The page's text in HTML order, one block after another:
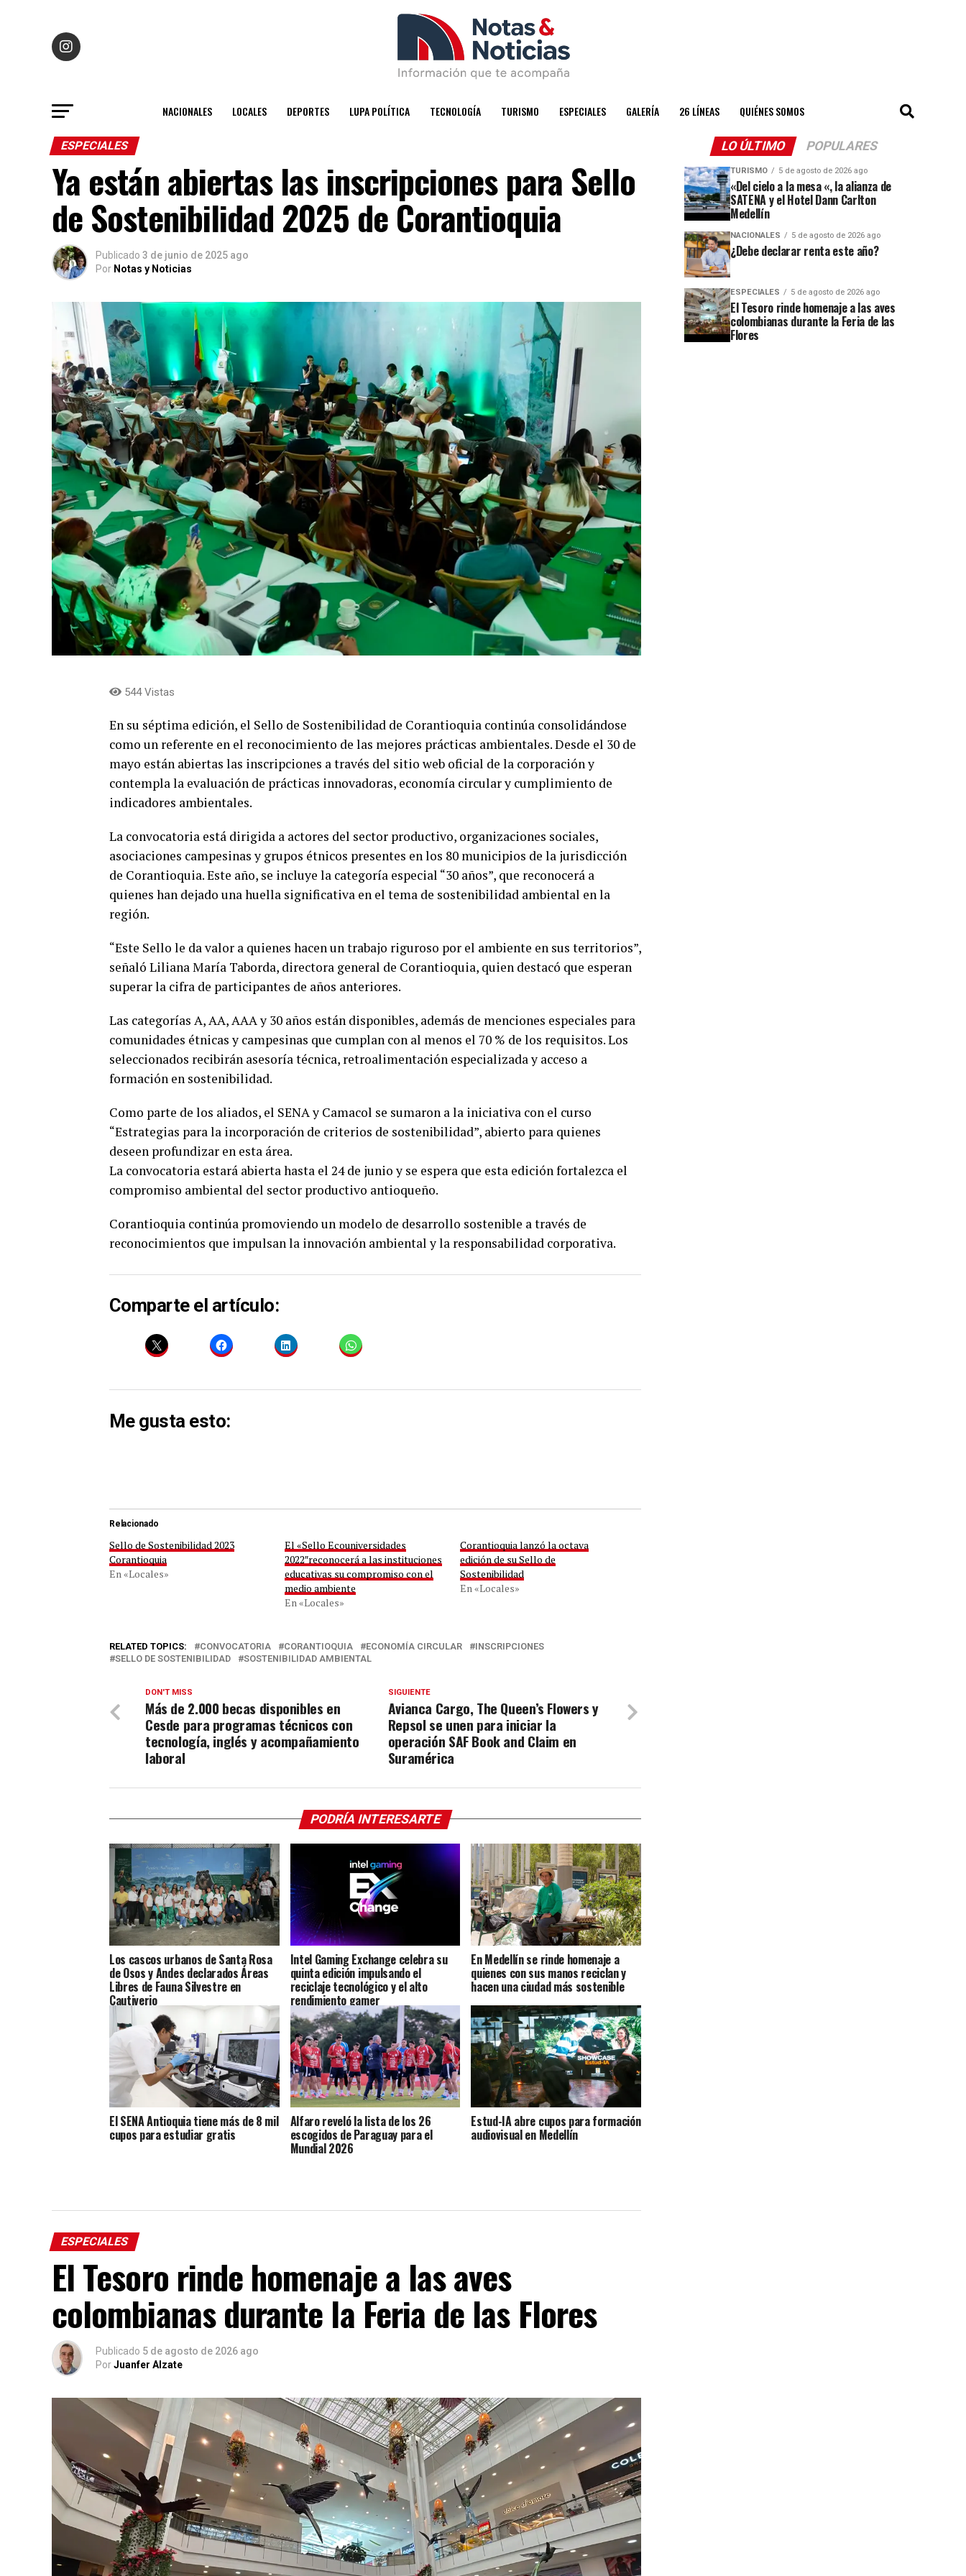
NACIONALES LOCALES DEPORTES LUPA POLÍTICA TECNOLOGÍA TURISMO ESPECIALES GALERÍA 26 LÍNEAS QUIÉNES SOMOS
ESPECIALES
Ya están abiertas las inscripciones para Sello
de Sostenibilidad 2025 de Corantioquia
Publicado 3 de junio de 2025 ago
Por Notas y Noticias
544 Vistas
En su séptima edición, el Sello de Sostenibilidad de Corantioquia continúa consolidándose
como un referente en el reconocimiento de las mejores prácticas ambientales. Desde el 30 de
mayo están abiertas las inscripciones a través del sitio web oficial de la corporación y
contempla la evaluación de prácticas innovadoras, economía circular y cumplimiento de
indicadores ambientales.
La convocatoria está dirigida a actores del sector productivo, organizaciones sociales,
asociaciones campesinas y grupos étnicos presentes en los 80 municipios de la jurisdicción
de Corantioquia. Este año, se incluye la categoría especial “30 años”, que reconocerá a
quienes han dejado una huella significativa en el tema de sostenibilidad ambiental en la
región.
“Este Sello le da valor a quienes hacen un trabajo riguroso por el ambiente en sus territorios”,
señaló Liliana María Taborda, directora general de Corantioquia, quien destacó que esperan
superar la cifra de participantes de años anteriores.
Las categorías A, AA, AAA y 30 años están disponibles, además de menciones especiales para
comunidades étnicas y campesinas que cumplan con al menos el 70 % de los requisitos. Los
seleccionados recibirán asesoría técnica, retroalimentación especializada y acceso a
formación en sostenibilidad.
Como parte de los aliados, el SENA y Camacol se sumaron a la iniciativa con el curso
“Estrategias para la incorporación de criterios de sostenibilidad”, abierto para quienes
deseen profundizar en esta área.
La convocatoria estará abierta hasta el 24 de junio y se espera que esta edición fortalezca el
compromiso ambiental del sector productivo antioqueño.
Corantioquia continúa promoviendo un modelo de desarrollo sostenible a través de
reconocimientos que impulsan la innovación ambiental y la responsabilidad corporativa.
Comparte el artículo:
Me gusta esto:
Relacionado
Sello de Sostenibilidad 2023
Corantioquia
En «Locales»
El «Sello Ecouniversidades
2022″reconocerá a las instituciones
educativas su compromiso con el
medio ambiente
En «Locales»
Corantioquia lanzó la octava
edición de su Sello de
Sostenibilidad
En «Locales»
RELATED TOPICS: CONVOCATORIA CORANTIOQUIA ECONOMÍA CIRCULAR
INSCRIPCIONES
SELLO DE SOSTENIBILIDAD
SOSTENIBILIDAD AMBIENTAL
SIGUIENTE
Avianca Cargo, The Queen’s Flowers y
Repsol se unen para iniciar la
operación SAF Book and Claim en
Suramérica
DON'T MISS
Más de 2.000 becas disponibles en
Cesde para programas técnicos con
tecnología, inglés y acompañamiento
laboral
PODRÍA INTERESARTE
Los cascos urbanos de Santa Rosa
de Osos y Andes declarados Áreas
Libres de Fauna Silvestre en
Cautiverio
Intel Gaming Exchange celebra su
quinta edición impulsando el
reciclaje tecnológico y el alto
rendimiento gamer
En Medellín se rinde homenaje a
quienes con sus manos reciclan y
hacen una ciudad más sostenible
El SENA Antioquia tiene más de 8 mil
cupos para estudiar gratis
Alfaro reveló la lista de los 26
escogidos de Paraguay para el
Mundial 2026
Estud-IA abre cupos para formación
audiovisual en Medellín
ESPECIALES
El Tesoro rinde homenaje a las aves
colombianas durante la Feria de las Flores
Publicado 5 de agosto de 2026 ago
PorJuanfer Alzate
LO ÚLTIMO POPULARES
TURISMO 5 de agosto de 2026 ago
«Del cielo a la mesa «, la alianza de
SATENA y el Hotel Dann Carlton
Medellín
NACIONALES 5 de agosto de 2026 ago
¿Debe declarar renta este año?
ESPECIALES 5 de agosto de 2026 ago
El Tesoro rinde homenaje a las aves
colombianas durante la Feria de las
Flores